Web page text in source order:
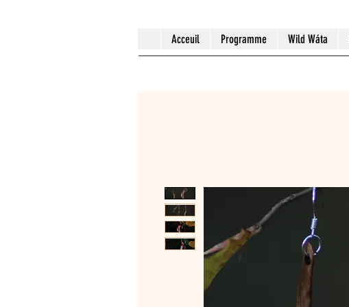
Acceuil Programme Wild Wáta